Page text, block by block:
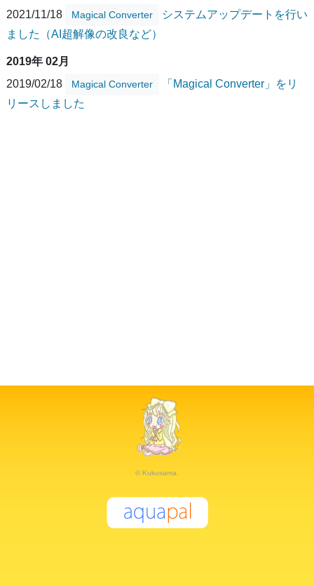
2021/11/18
Magical Converter
システムアップデートを行い
ました（AI超解像の改良など）
2019年 02月
2019/02/18
Magical Converter
「Magical Converter」をリ
リースしました
© Kukusama.